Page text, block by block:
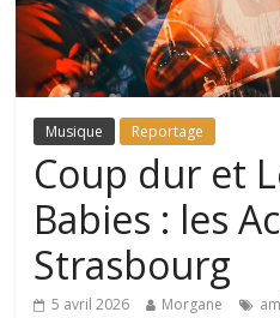
Musique Reportage
Coup dur et
Babies : les
Strasbourg
5 avril 2026 Morgane